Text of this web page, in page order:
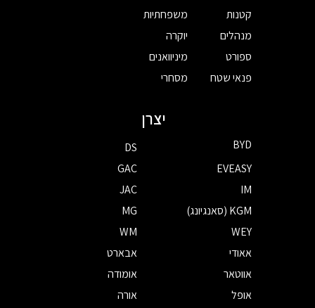
קטנות
מנהלים
ספורט
פנאי שטח
משפחתיות
יוקרה
מיניוואנים
מסחרי
יצרן
BYD
DS
EVEASY
GAC
IM
JAC
KGM (סאנגיונג)
MG
WEY
WM
אאודי
אבארט
אווטאר
אומודה
אופל
אורה